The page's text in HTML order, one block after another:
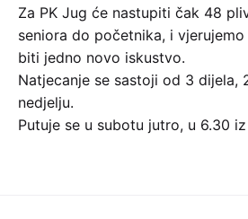
Za PK Jug će nastupiti čak 48
seniora do početnika, i
biti jedno novo iskustvo.
Natjecanje se sastoji od 3 dijela,
nedjelju.
Putuje se u subotu jutro, u 6.30